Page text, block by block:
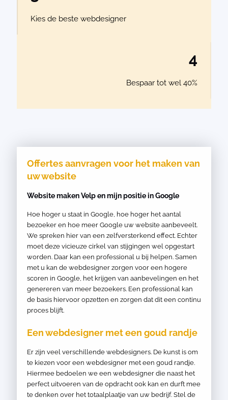
Kies de beste webdesigner
4
Bespaar tot wel 40%
Offertes aanvragen voor het maken van
uw website
Website maken Velp en mijn positie in Google
Hoe hoger u staat in Google, hoe hoger het aantal
bezoeker en hoe meer Google uw website aanbeveelt.
We spreken hier van een zelfversterkend effect. Echter
moet deze vicieuze cirkel van stijgingen wel opgestart
worden. Daar kan een professional u bij helpen. Samen
met u kan de webdesigner zorgen voor een hogere
scoren in Google, het krijgen van aanbevelingen en het
genereren van meer bezoekers. Een professional kan
de basis hiervoor opzetten en zorgen dat dit een continu
proces blijft.
Een webdesigner met een goud randje
Er zijn veel verschillende webdesigners. De kunst is om
te kiezen voor een webdesigner met een goud randje.
Hiermee bedoelen we een webdesigner die naast het
perfect uitvoeren van de opdracht ook kan en durft mee
te denken over het totaalplaatje van uw bedrijf. Stel de